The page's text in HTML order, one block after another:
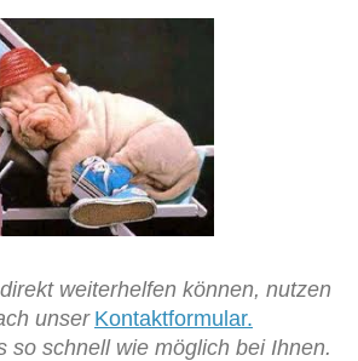
weiterhelfen können, nutzen
unser Kontaktformular.
so schnell wie möglich bei Ihnen.